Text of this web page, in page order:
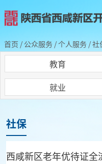
首页 / 公众服务 /个人服务 /社
教育
就业
社保
西咸新区老年优待证全